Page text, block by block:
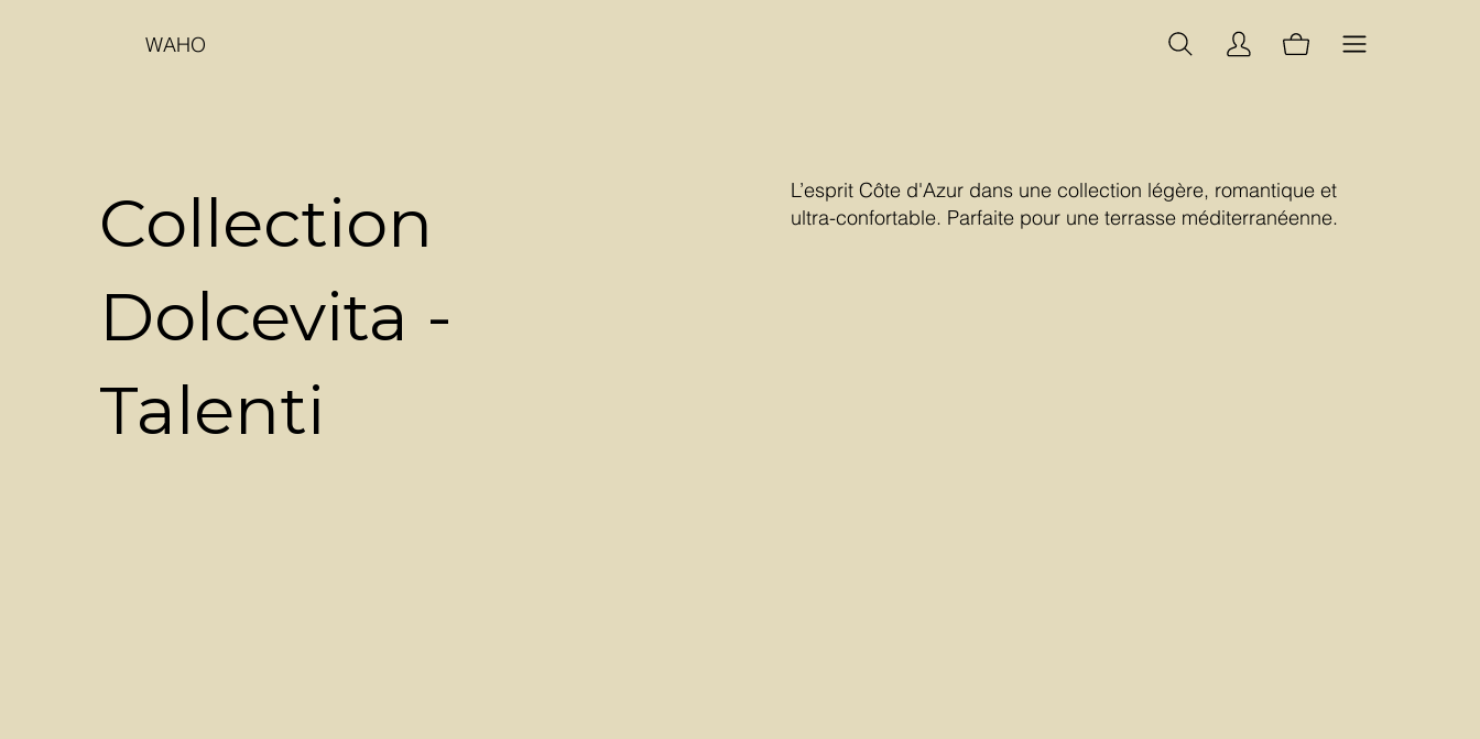
WAHO
Collection
Dolcevita -
Talenti
L’esprit Côte d'Azur dans une collection légère, romantique et
ultra-confortable. Parfaite pour une terrasse méditerranéenne.